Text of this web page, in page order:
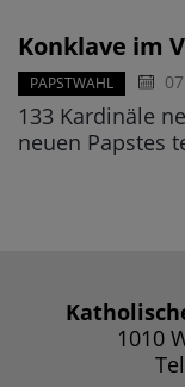
Konklave im
PAPSTWAHL
133 Kardinäle
neuen Papstes
1010